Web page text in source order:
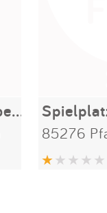
Spielplatz Bischof-Buchberber-Platz
85276